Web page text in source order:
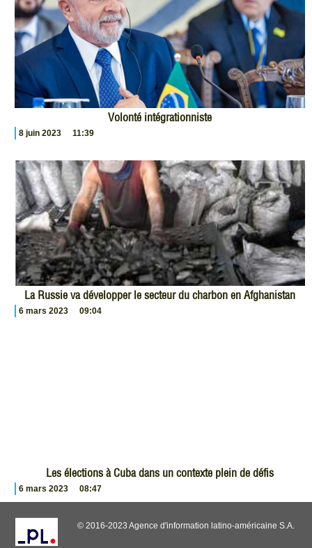
Volonté intégrationniste
8 juin 2023 11:39
La Russie va développer le secteur du charbon en Afghanistan
6 mars 2023 09:04
Les élections à Cuba dans un contexte plein de défis
6 mars 2023 08:47
© 2016-2023 Agence d'information latino-américaine S.A.